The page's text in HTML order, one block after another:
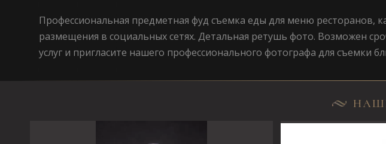
Профессиональная предметная фуд съемка еды для меню
размещения в социальных сетях. Детальная ретушь фото. Возможен
услуг и пригласите нашего профессионального фотографа для съемки